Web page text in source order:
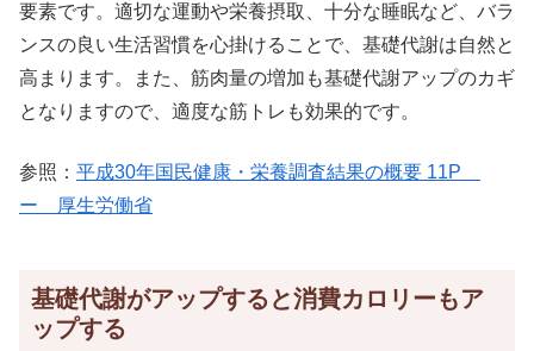
要素です。適切な運動や栄養摂取、十分な睡眠など、バラ
ンスの良い生活習慣を心掛けることで、基礎代謝は自然と
高まります。また、筋肉量の増加も基礎代謝アップのカギ
となりますので、適度な筋トレも効果的です。
参照： 平成30年国民健康・栄養調査結果の概要 11P
ー 厚生労働省
基礎代謝がアップすると消費カロリーもア
ップする